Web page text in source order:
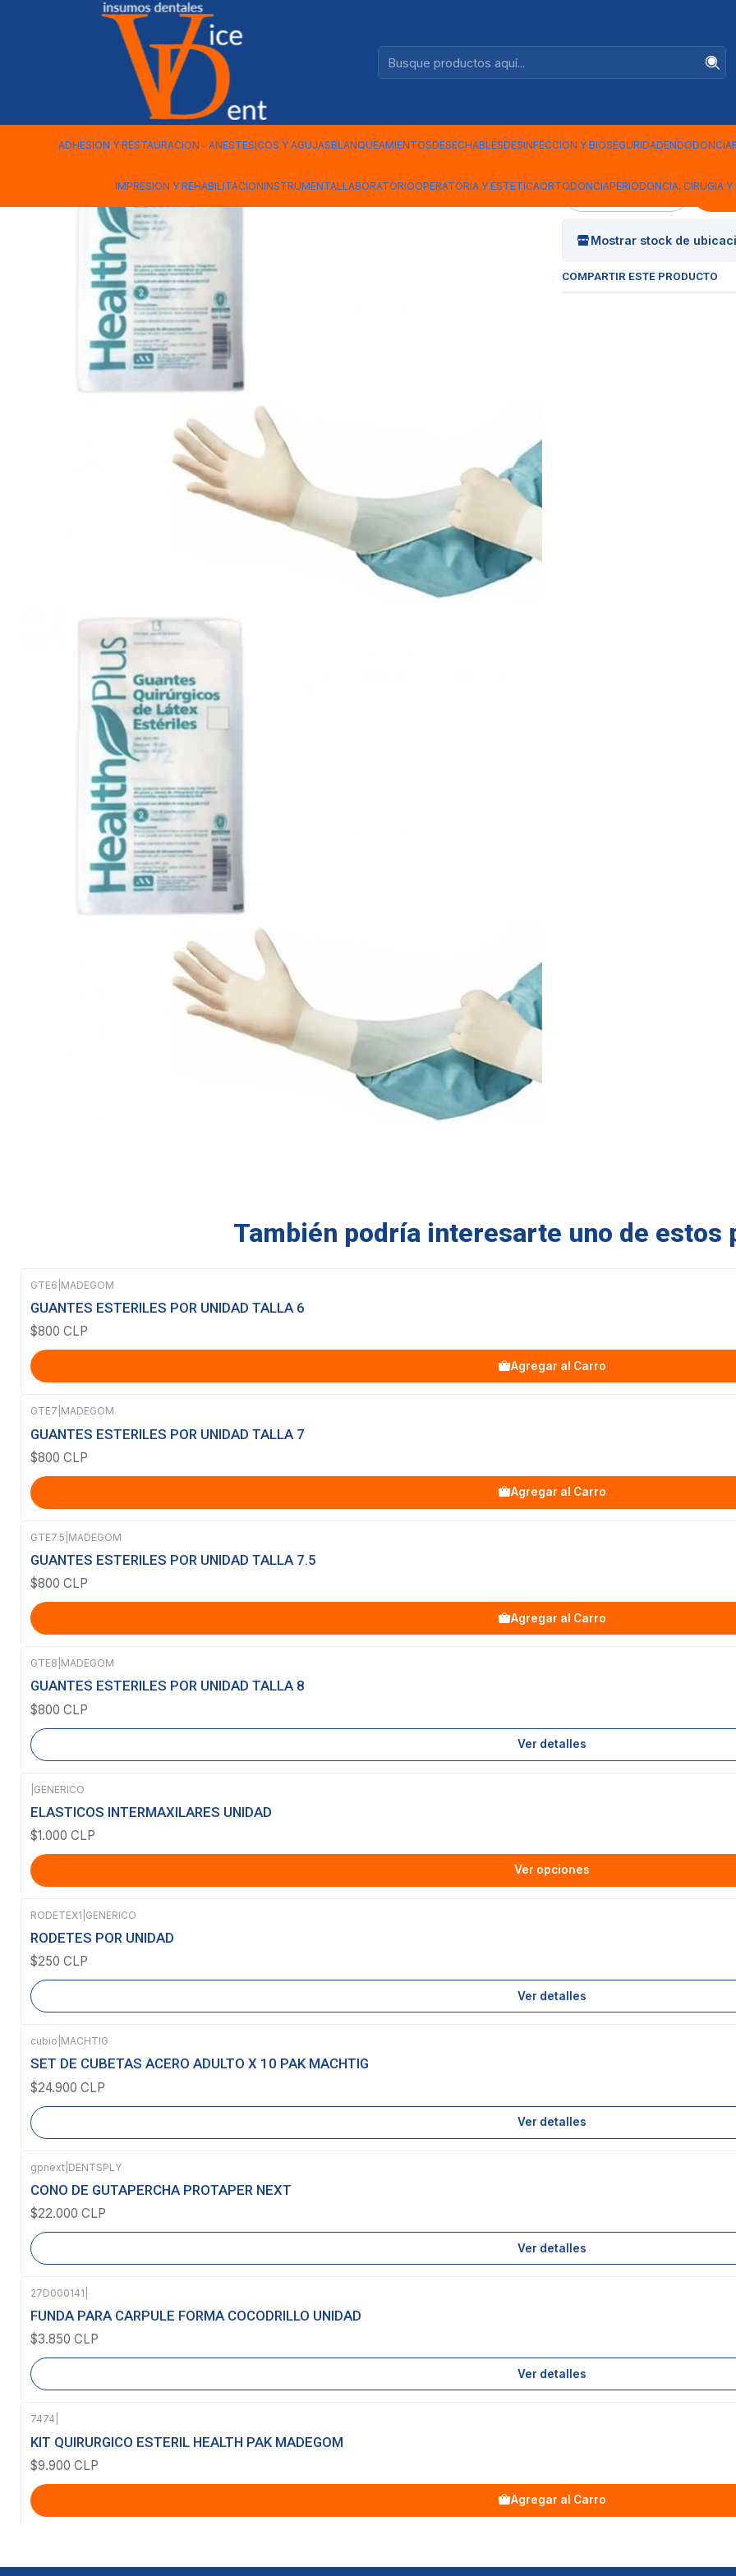
ADHESION Y RESTAURACION ANESTESICOS Y AGUJASBLANQUEAMIENTOSDESECHABLESDESINFECCION Y BIOSEGURIDADENDODONCIA
IMPRESION Y REHABILITACIONINSTRUMENTALLABORATORIOOPERATORIA Y ESTETICAORTODONCIAPERIODONCIA, CIRUGIA Y
DESECHABLES GUANTES ESTERILES POR UNIDAD TALLA 6.5
TALLA 6.5
Mostrar stock de
COMPARTIR ESTE PRODUCTO
También podría interesarte uno de estos
GTE6 MADEGOM
GUANTES ESTERILES POR UNIDAD TALLA 6
$800 CLP
Agregar al Carro
GTE7 MADEGOM
GUANTES ESTERILES POR UNIDAD TALLA 7
$800 CLP
Agregar al Carro
GTE7.5 MADEGOM
GUANTES ESTERILES POR UNIDAD TALLA 7.5
$800 CLP
Agregar al Carro
Agotado
GTE8 MADEGOM
GUANTES ESTERILES POR UNIDAD TALLA 8
$800 CLP
Ver detalles
GENERICO
ELASTICOS INTERMAXILARES UNIDAD
$1.000 CLP
Ver opciones
Agotado
RODETEX1 GENERICO
RODETES POR UNIDAD
$250 CLP
Ver detalles
Agotado
cubio MACHTIG
SET DE CUBETAS ACERO ADULTO X 10 PAK MACHTIG
$24.900 CLP
Ver detalles
Agotado
gpnext DENTSPLY
CONO DE GUTAPERCHA PROTAPER NEXT
$22.000 CLP
Ver detalles
Agotado
27D000141
FUNDA PARA CARPULE FORMA COCODRILLO UNIDAD
$3.850 CLP
Ver detalles
7474
KIT QUIRURGICO ESTERIL HEALTH PAK MADEGOM
$9.900 CLP
Agregar al Carro